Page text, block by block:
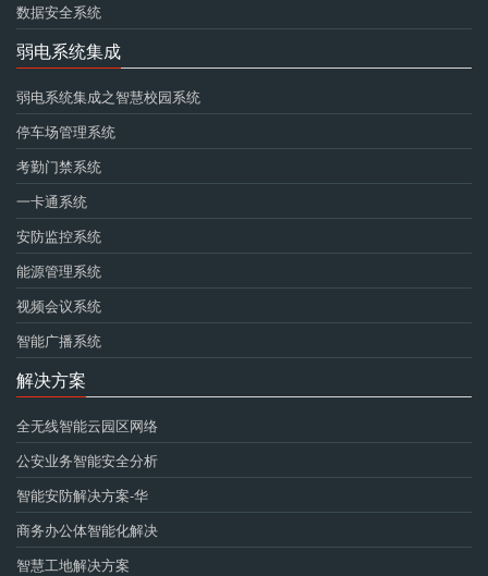
数据安全系统
弱电系统集成
弱电系统集成之智慧校园系统
停车场管理系统
考勤门禁系统
一卡通系统
安防监控系统
能源管理系统
视频会议系统
智能广播系统
解决方案
全无线智能云园区网络
公安业务智能安全分析
智能安防解决方案-华
商务办公体智能化解决
智慧工地解决方案